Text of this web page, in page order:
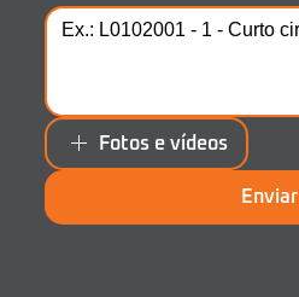
Fotos e vídeos
Enviar